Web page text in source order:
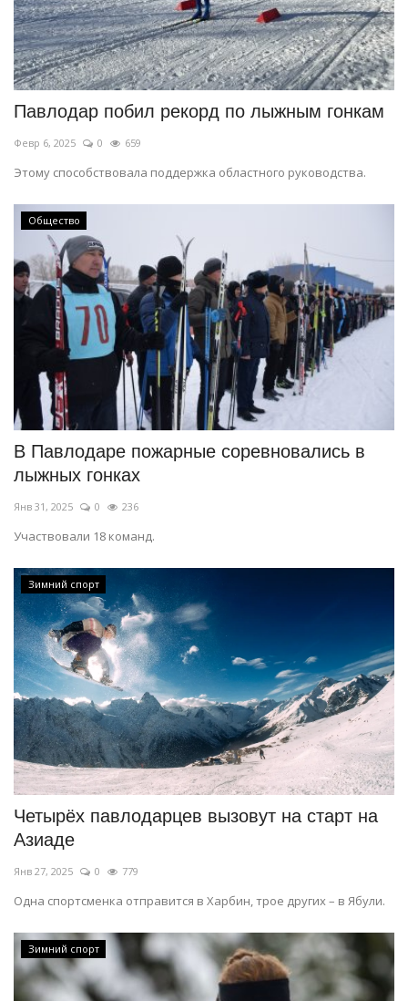
Павлодар побил рекорд по лыжным гонкам
Февр 6, 2025 0 659
Этому способствовала поддержка областного руководства.
Общество
В Павлодаре пожарные соревновались в
лыжных гонках
Янв 31, 2025 0 236
Участвовали 18 команд.
Зимний спорт
Четырёх павлодарцев вызовут на старт на
Азиаде
Янв 27, 2025 0 779
Одна спортсменка отправится в Харбин, трое других – в Ябули.
Зимний спорт